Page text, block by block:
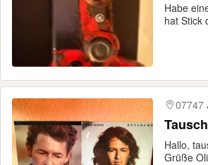
Habe
hat Stick
07747
Hallo,
Grüße